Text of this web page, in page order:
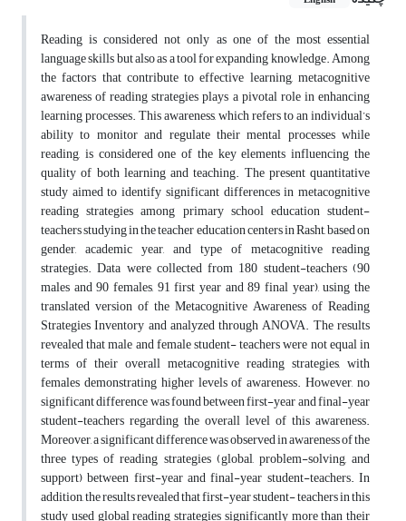
Reading is considered not only as one of the most essential
language skills but also as a tool for expanding knowledge. Among
the factors that contribute to effective learning, metacognitive
awareness of reading strategies plays a pivotal role in enhancing
learning processes. This awareness, which refers to an individual’s
ability to monitor and regulate their mental processes while
reading, is considered one of the key elements influencing the
quality of both learning and teaching. The present quantitative
study aimed to identify significant differences in metacognitive
reading strategies among primary school education student-
teachers studying in the teacher education centers in Rasht, based on
gender, academic year, and type of metacognitive reading
strategies. Data were collected from 180 student-teachers (90
males and 90 females, 91 first year and 89 final year), using the
translated version of the Metacognitive Awareness of Reading
Strategies Inventory and analyzed through ANOVA. The results
revealed that male and female student- teachers were not equal in
terms of their overall metacognitive reading strategies, with
females demonstrating higher levels of awareness. However, no
significant difference was found between first-year and final-year
student-teachers regarding the overall level of this awareness.
Moreover, a significant difference was observed in awareness of the
three types of reading strategies (global, problem-solving, and
support) between first-year and final-year student-teachers. In
addition, the results revealed that first-year student- teachers in this